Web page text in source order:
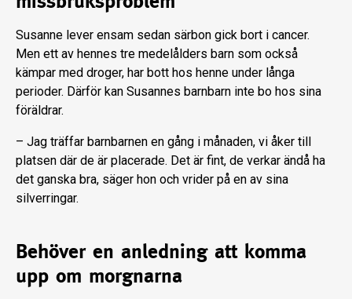
Susanne lever ensam sedan särbon gick bort i cancer.
Men ett av hennes tre medelålders barn som också
kämpar med droger, har bott hos henne under långa
perioder. Därför kan Susannes barnbarn inte bo hos sina
föräldrar.
– Jag träffar barnbarnen en gång i månaden, vi åker till
platsen där de är placerade. Det är fint, de verkar ändå ha
det ganska bra, säger hon och vrider på en av sina
silverringar.
Behöver en anledning att komma
upp om morgnarna